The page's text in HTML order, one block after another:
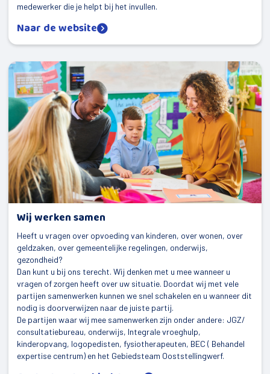
medewerker die je helpt bij het invullen.
Naar de website
Wij werken samen
Heeft u vragen over opvoeding van kinderen, over wonen, over
geldzaken, over gemeentelijke regelingen, onderwijs,
gezondheid?
Dan kunt u bij ons terecht. Wij denken met u mee wanneer u
vragen of zorgen heeft over uw situatie. Doordat wij met vele
partijen samenwerken kunnen we snel schakelen en u wanneer dit
nodig is doorverwijzen naar de juiste partij.
De partijen waar wij mee samenwerken zijn onder andere: JGZ/
consultatiebureau, onderwijs, Integrale vroeghulp,
kinderopvang, logopedisten, fysiotherapeuten, BEC ( Behandel
expertise centrum) en het Gebiedsteam Ooststellingwerf.